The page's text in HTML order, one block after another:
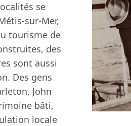
se
sur-Mer,
tourisme de
des
sont aussi
Des gens
John
bâti,
locale